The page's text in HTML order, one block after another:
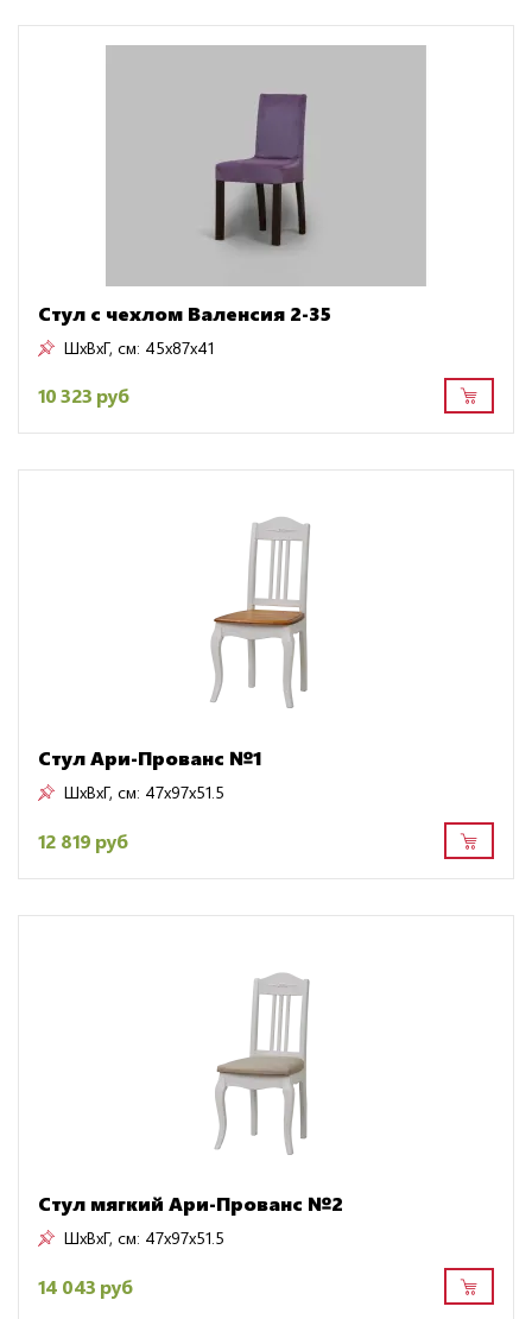
Стул с чехлом Валенсия 2-35
ШxВxГ, см: 45x87x41
10 323 руб
Стул Ари-Прованс №1
ШxВxГ, см: 47x97x51.5
12 819 руб
Стул мягкий Ари-Прованс №2
ШxВxГ, см: 47x97x51.5
14 043 руб